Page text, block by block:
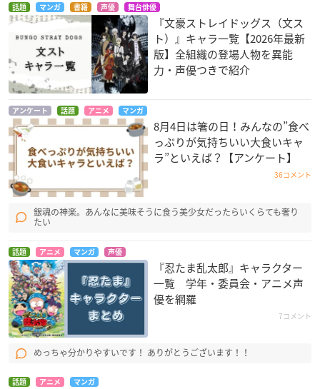
話題 マンガ 書籍 声優 舞台俳優
『文豪ストレイドッグス（文ス
ト）』キャラ一覧【2026年最新
版】全組織の登場人物を異能
力・声優つきで紹介
アンケート 話題 アニメ マンガ
8月4日は箸の日！みんなの”食べ
っぷりが気持ちいい大食いキャ
ラ”といえば？【アンケート】
36コメント
銀魂の神楽。あんなに美味そうに食う美少女だったらいくらても奢り
たい
話題 アニメ マンガ 声優
『忍たま乱太郎』キャラクター
一覧 学年・委員会・アニメ声
優を網羅
7コメント
めっちゃ分かりやすいです！ ありがとうございます！！
話題 アニメ マンガ